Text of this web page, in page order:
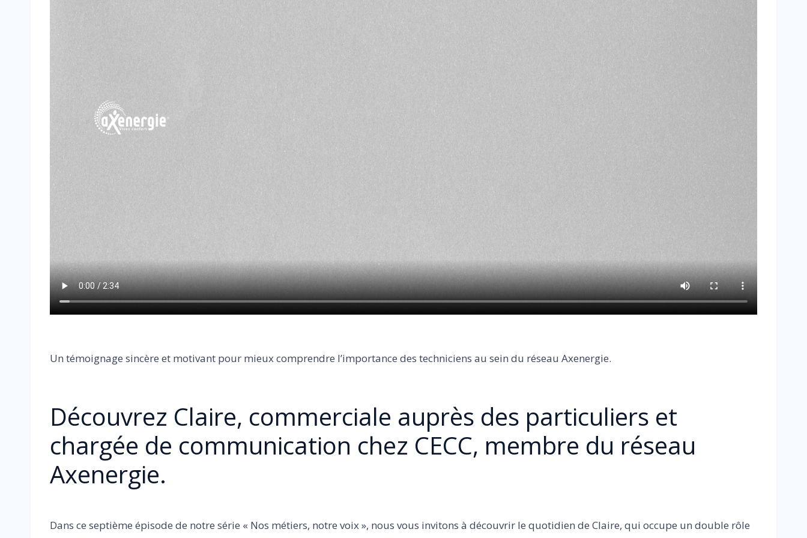
Un témoignage sincère et motivant pour mieux comprendre l’importance des techniciens au sein du réseau Axenergie.
Découvrez Claire, commerciale auprès des particuliers et
chargée de communication chez CECC, membre du réseau
Axenergie.
Dans ce septième épisode de notre série « Nos métiers, notre voix », nous vous invitons à découvrir le quotidien de Claire, qui occupe un double rôle